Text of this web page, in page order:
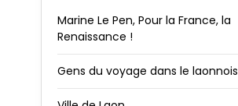
Marine Le Pen, Pour la France, la
Renaissance !
Gens du voyage dans le laonnois